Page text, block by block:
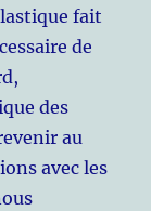
fait
de
des
au
avec les